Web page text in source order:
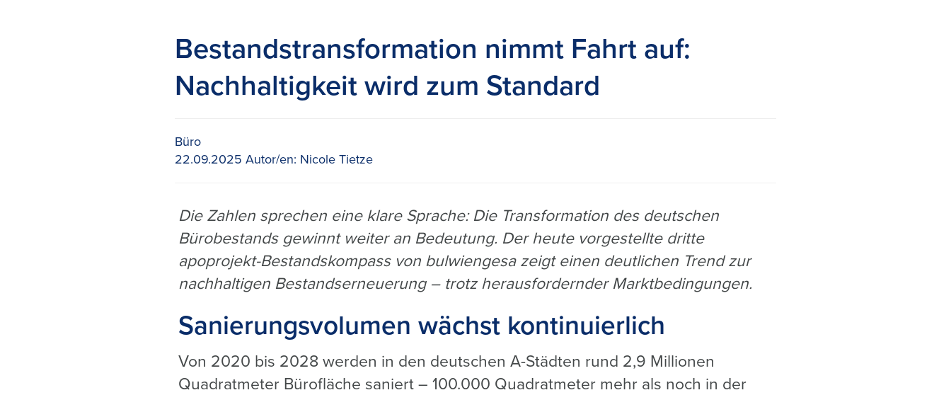
Bestandstransformation nimmt Fahrt auf:
Nachhaltigkeit wird zum Standard
Büro
22.09.2025Autor/en: Nicole Tietze
Die Zahlen sprechen eine klare Sprache: Die Transformation des deutschen
Bürobestands gewinnt weiter an Bedeutung. Der heute vorgestellte dritte
apoprojekt-Bestandskompass von bulwiengesa zeigt einen deutlichen Trend zur
nachhaltigen Bestandserneuerung – trotz herausfordernder Marktbedingungen.
Sanierungsvolumen wächst kontinuierlich
Von 2020 bis 2028 werden in den deutschen A-Städten rund 2,9 Millionen
Quadratmeter Bürofläche saniert – 100.000 Quadratmeter mehr als noch in der